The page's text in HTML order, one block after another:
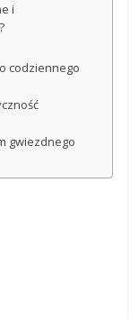
i
codziennego
gwiezdnego